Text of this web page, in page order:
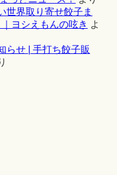
世界取り寄せ餃子ま
ヨシえもんの呟き よ
らせ | 手打ち餃子販